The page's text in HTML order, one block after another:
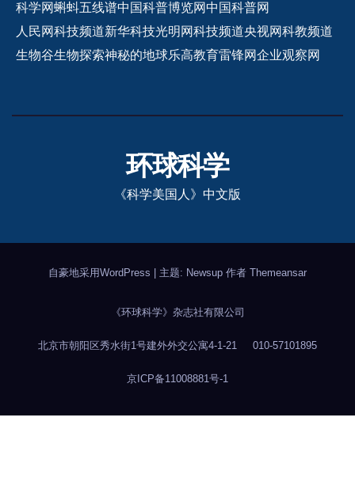
科学网蝌蚪五线谱中国科普博览网中国科普网
人民网科技频道新华科技光明网科技频道央视网科教频道
生物谷生物探索神秘的地球乐高教育雷锋网企业观察网
环球科学
《科学美国人》中文版
自豪地采用WordPress 主题: Newsup 作者 Themeansar
《环球科学》杂志社有限公司
北京市朝阳区秀水街1号建外外交公寓4-1-21 010-57101895
京ICP备11008881号-1